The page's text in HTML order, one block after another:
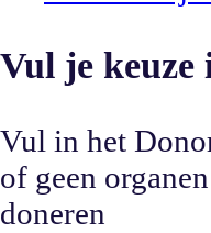
Vul je keuze
Vul in het
of geen
doneren